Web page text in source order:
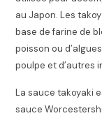
au Japon. Les
base de farine de
poisson ou
poulpe et d’autres
La sauce takoyaki
sauce